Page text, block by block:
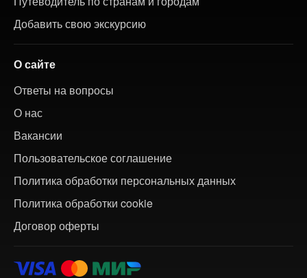
Добавить свою экскурсию
О сайте
Ответы на вопросы
О нас
Вакансии
Пользовательское соглашение
Политика обработки персональных данных
Политика обработки cookie
Договор оферты